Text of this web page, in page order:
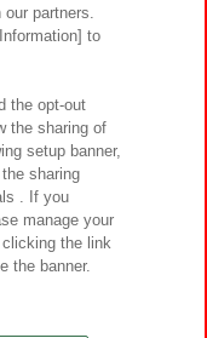
ティ方針と検証結果
ご質問・お問い合わせ
Inc.
Inc.
partners.
to
the opt-out
the sharing of
setup banner,
sharing
. If you
manage your
the link
the banner.